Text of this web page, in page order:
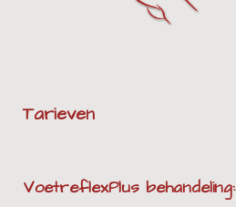
Tarieven
VoetreflexPlus behandeling: